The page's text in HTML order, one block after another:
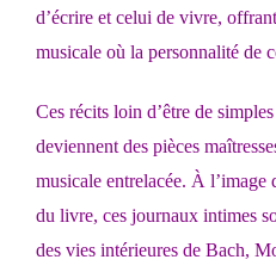
d’écrire et celui de vivre,
musicale où la personnalité de
Ces récits loin d’être de
deviennent des pièces
musicale entrelacée. À
du livre, ces journaux intimes
des vies intérieures de Bach,